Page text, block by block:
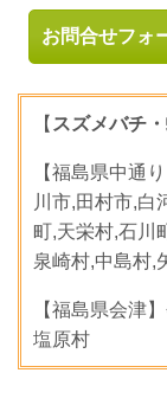
お問合せフォ
【 スズメバチ
【福島県中通
川市,田村市,白
町,天栄村,石川
泉崎村,中島村,
【福島県会津
塩原村